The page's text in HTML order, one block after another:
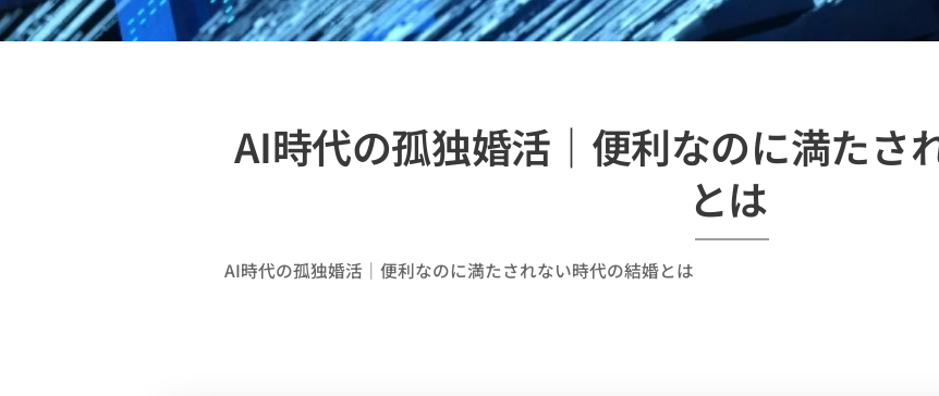
AI時代の孤独婚活｜便利なのに満たさ
とは
AI時代の孤独婚活｜便利なのに満たされない時代の結婚とは